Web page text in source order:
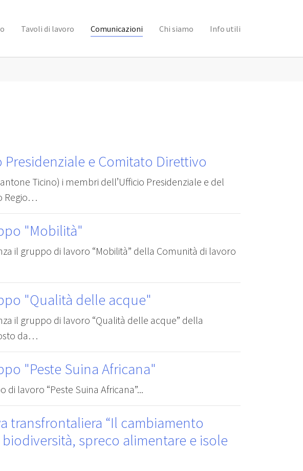
Tavoli di lavoro Comunicazioni (current)
Chi siamo Info utili
e Comitato Direttivo
Ticino) i membri dell’Ufficio Presidenziale e del
Regio…
"Mobilità"
il gruppo di lavoro “Mobilità” della Comunità di lavoro
"Qualità delle acque"
il gruppo di lavoro “Qualità delle acque” della
da…
"Peste Suina Africana"
lavoro “Peste Suina Africana”...
transfrontaliera “Il cambiamento
spreco alimentare e isole